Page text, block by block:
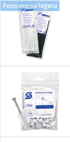
Ponovno na lageru